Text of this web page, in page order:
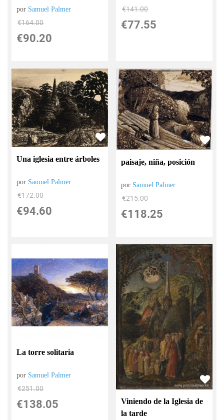
por Samuel Palmer
€164.00
€90.20
€141.00
€77.55
Una iglesia entre árboles
por Samuel Palmer
€172.00
€94.60
paisaje, niña, posición
por Samuel Palmer
€215.00
€118.25
La torre solitaria
por Samuel Palmer
€251.00
€138.05
Viniendo de la Iglesia de
la tarde